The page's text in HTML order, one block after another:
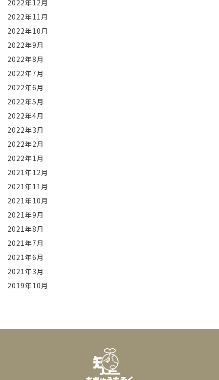
2022年12月
2022年11月
2022年10月
2022年9月
2022年8月
2022年7月
2022年6月
2022年5月
2022年4月
2022年3月
2022年2月
2022年1月
2021年12月
2021年11月
2021年10月
2021年9月
2021年8月
2021年7月
2021年6月
2021年3月
2019年10月